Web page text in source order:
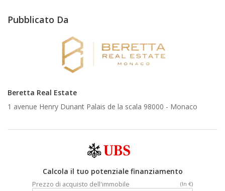
Pubblicato Da
Beretta Real Estate
1 avenue Henry Dunant Palais de la scala 98000 - Monaco
Calcola il tuo potenziale finanziamento
Prezzo di acquisto dell'immobile (In €)